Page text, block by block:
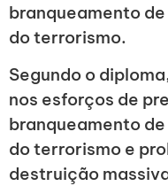
branqueamento
do terrorismo.
Segundo o
nos esforços de
branqueamento
do terrorismo e
destruição